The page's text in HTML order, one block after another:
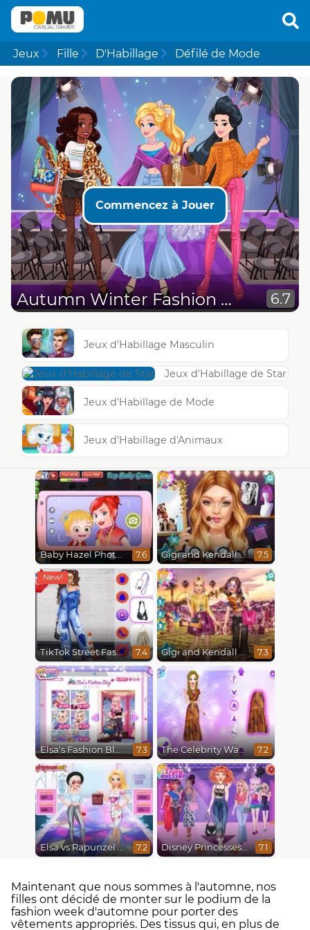
Jeux Fille D'Habillage Défilé de Mode
Commencez à Jouer
Autumn Winter Fashion Week 6.7
Jeux d'Habillage Masculin
Jeux d'Habillage de Star
Jeux d'Habillage de Mode
Jeux d'Habillage d'Animaux
Baby Hazel Photoshoot 7.6 Gigi and Kendall BFFS 7.5
TikTok Street Fashion 7.4 Gigi and Kendall Fashionistas 7.3
Elsa's Fashion Blog 7.3 The Celebrity Way Of Life 7.2
Elsa vs Rapunzel Fashion Game 7.2 Disney Princesses Runway Show 7.1
Maintenant que nous sommes à l'automne, nos
filles ont décidé de monter sur le podium de la
fashion week d'automne pour porter des
vêtements appropriés. Des tissus qui, en plus de